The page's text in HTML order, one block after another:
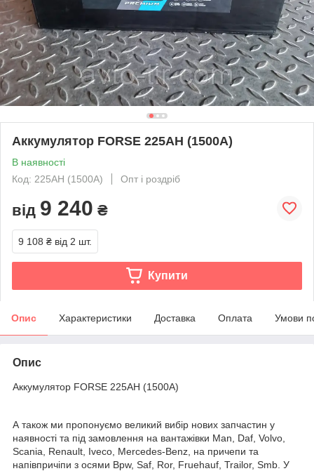
Аккумулятор FORSE 225AH (1500A)
В наявності
Код: 225АН (1500А)
Опт і роздріб
від 9 240 ₴
9 108 ₴ від 2 шт.
Купити
Опис Характеристики Доставка Оплата Умови
Опис
Аккумулятор FORSE 225AH (1500A)
А також ми пропонуємо великий вибір нових запчастин у
наявності та під замовлення на вантажівки Man, Daf, Volvo,
Scania, Renault, Iveco, Mercedes-Benz, на причепи та
напівпричіпи з осями Bpw, Saf, Ror, Fruehauf, Trailor, Smb. У